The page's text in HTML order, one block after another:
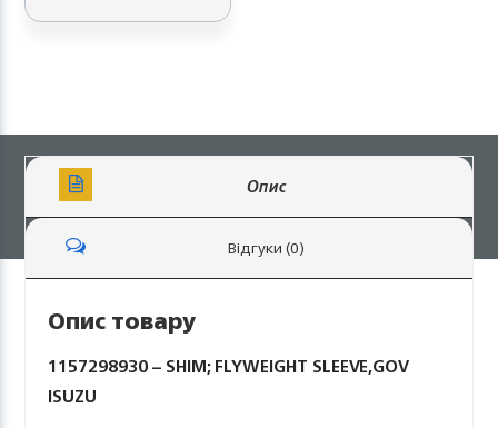
Опис
Відгуки (0)
Опис товару
1157298930 – SHIM; FLYWEIGHT SLEEVE,GOV
ISUZU